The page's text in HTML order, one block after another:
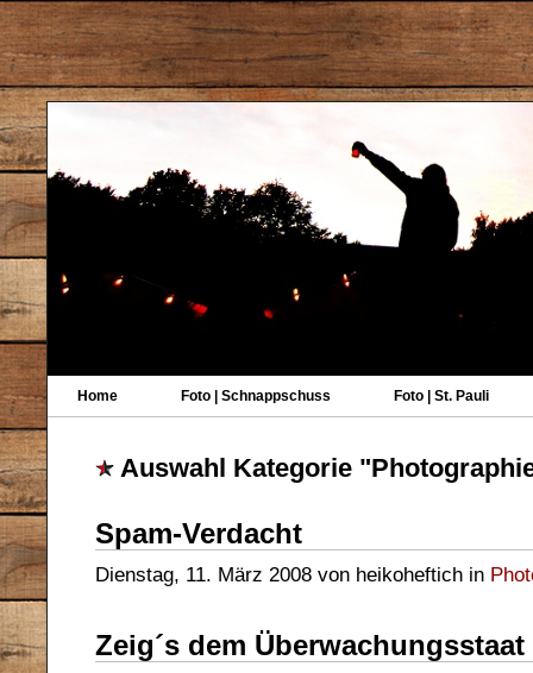
Home Foto | Schnappschuss Foto | St. Pauli
Auswahl Kategorie
Spam-Verdacht
Dienstag, 11. März 2008 von heikoheftich in
Zeig´s dem Überwachungsstaat